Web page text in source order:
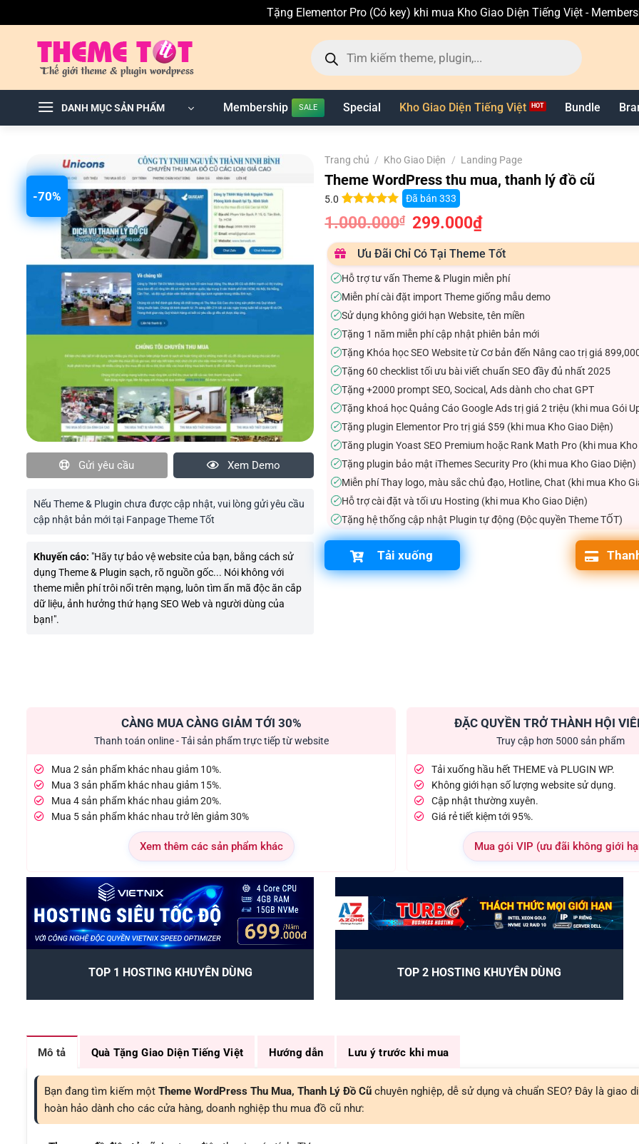
Tặng Elementor Pro (Có key) khi mua Kho Giao Diện Tiếng Việt -
Tìm
kiếm
sản
phẩm
DANH MỤC SẢN PHẨM Membership Special Kho Giao Diện Tiếng Việt Bundle
-70%
Gửi yêu cầu Xem Demo
Nếu Theme & Plugin chưa được cập nhật, vui lòng gửi yêu cầu
cập nhật bản mới tại Fanpage Theme Tốt
Khuyến cáo: "Hãy tự bảo vệ website của bạn, bằng cách sử
dụng Theme & Plugin sạch, rõ nguồn gốc... Nói không với
theme miễn phí trôi nổi trên mạng, luôn tìm ẩn mã độc ăn cắp
dữ liệu, ảnh hưởng thứ hạng SEO Web và người dùng của
bạn!".
Trang chủ / Kho Giao Diện / Landing Page
Theme WordPress thu mua, thanh lý đồ cũ
5.0
5.0 trên 5
dựa trên
7
Đã bán333
1.000.000₫
Giá
gốc
1.000.000₫.
299.000₫Giá
là:
299.000₫.
Ưu Đãi Chỉ Có Tại Theme Tốt
✓Hỗ trợ tư vấn Theme & Plugin miễn phí
✓Miễn phí cài đặt import Theme giống mẫu demo
✓Sử dụng không giới hạn Website, tên miền
✓Tặng 1 năm miễn phí cập nhật phiên bản mới
✓Tặng Khóa học SEO Website từ Cơ bản đến Nâng cao trị giá
✓Tặng 60 checklist tối ưu bài viết chuẩn SEO đầy đủ nhất 2025
✓Tặng +2000 prompt SEO, Socical, Ads dành cho chat GPT
✓Tặng khoá học Quảng Cáo Google Ads trị giá 2 triệu (khi mua Gói
✓Tặng plugin Elementor Pro trị giá $59 (khi mua Kho Giao Diện)
✓Tăng plugin Yoast SEO Premium hoặc Rank Math Pro (khi mua Kho
✓Tặng plugin bảo mật iThemes Security Pro (khi mua Kho Giao Diện)
✓Miễn phí Thay logo, màu sắc chủ đạo, Hotline, Chat (khi mua Kho
✓Hỗ trợ cài đặt và tối ưu Hosting (khi mua Kho Giao Diện)
✓Tặng hệ thống cập nhật Plugin tự động (Độc quyền Theme TỐT)
Tải xuống
CÀNG MUA CÀNG GIẢM TỚI 30%
Thanh toán online - Tải sản phẩm trực tiếp từ website
Mua 2 sản phẩm khác nhau giảm 10%.
Mua 3 sản phẩm khác nhau giảm 15%.
Mua 4 sản phẩm khác nhau giảm 20%.
Mua 5 sản phẩm khác nhau trở lên giảm 30%
Xem thêm các sản phẩm khác
ĐẶC QUYỀN TRỞ THÀNH HỘI
Truy cập hơn 5000 sản phẩm
Tải xuống hầu hết THEME và PLUGIN WP.
Không giới hạn số lượng website sử dụng.
Cập nhật thường xuyên.
Giá rẻ tiết kiệm tới 95%.
Mua gói VIP (ưu đãi không giới
TOP 1 HOSTING KHUYÊN DÙNG TOP 2 HOSTING KHUYÊN DÙNG
Mô tả Quà Tặng Giao Diện Tiếng Việt Hướng dẫn Lưu ý trước khi mua
Bạn đang tìm kiếm một Theme WordPress Thu Mua, Thanh Lý Đồ Cũ chuyên nghiệp, dễ sử dụng và chuẩn SEO? Đây là giao
hoàn hảo dành cho các cửa hàng, doanh nghiệp thu mua đồ cũ như: